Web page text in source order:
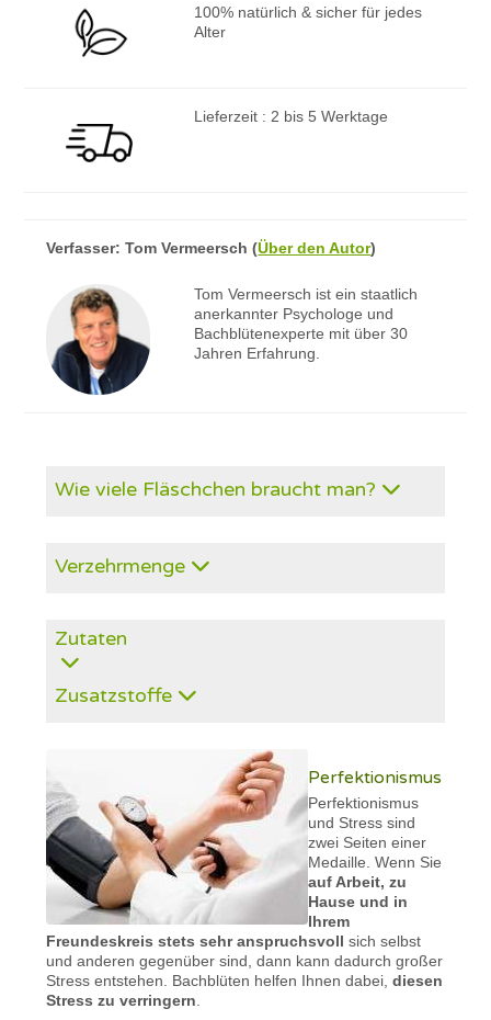
100% natürlich & sicher für jedes
Alter
Lieferzeit : 2 bis 5 Werktage
Verfasser:Tom Vermeersch (Über den Autor)
Tom Vermeersch ist ein staatlich
anerkannter Psychologe und
Bachblütenexperte mit über 30
Jahren Erfahrung.
Wie viele Fläschchen braucht man?
Verzehrmenge
Zutaten
Zusatzstoffe
Perfektionismus
Perfektionismus
und Stress sind
zwei Seiten einer
Medaille. Wenn Sie
auf Arbeit, zu
Hause und in
Ihrem
Freundeskreis stets sehr anspruchsvoll sich selbst
und anderen gegenüber sind, dann kann dadurch großer
Stress entstehen. Bachblüten helfen Ihnen dabei,diesen
Stress zu verringern.